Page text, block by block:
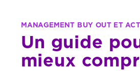
Un guide
mieux
MANAGEMENT BUY OUT ET